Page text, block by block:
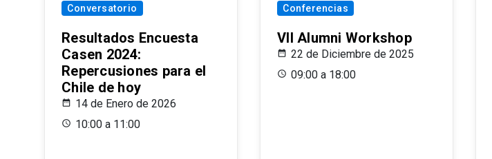
Conversatorio
Resultados Encuesta
Casen 2024:
Repercusiones para el
Chile de hoy
14 de Enero de 2026
10:00 a 11:00
Conferencias
VII Alumni Workshop
22 de Diciembre de 2025
09:00 a 18:00